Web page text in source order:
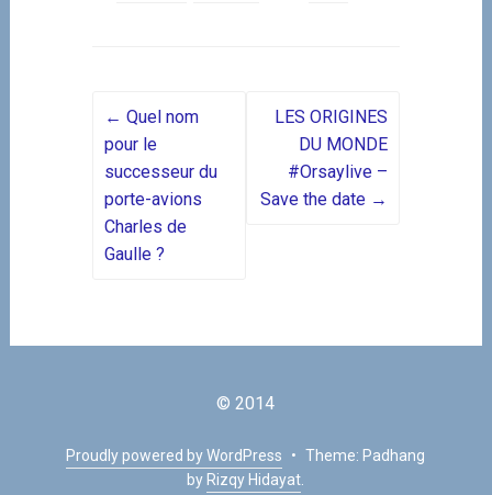
Post navigation
← Quel nom
pour le
successeur du
porte-avions
Charles de
Gaulle ?
LES ORIGINES
DU MONDE
#Orsaylive –
Save the date →
© 2014
Proudly powered by WordPress • Theme: Padhang
byRizqy Hidayat